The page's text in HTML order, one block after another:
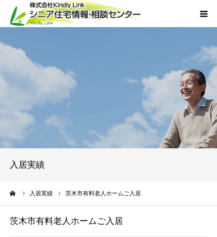
入居実績
入居実績 茨木市有料老人ホームご入居
茨木市有料老人ホームご入居
当社について
外国人人材採用
お問い合わせ